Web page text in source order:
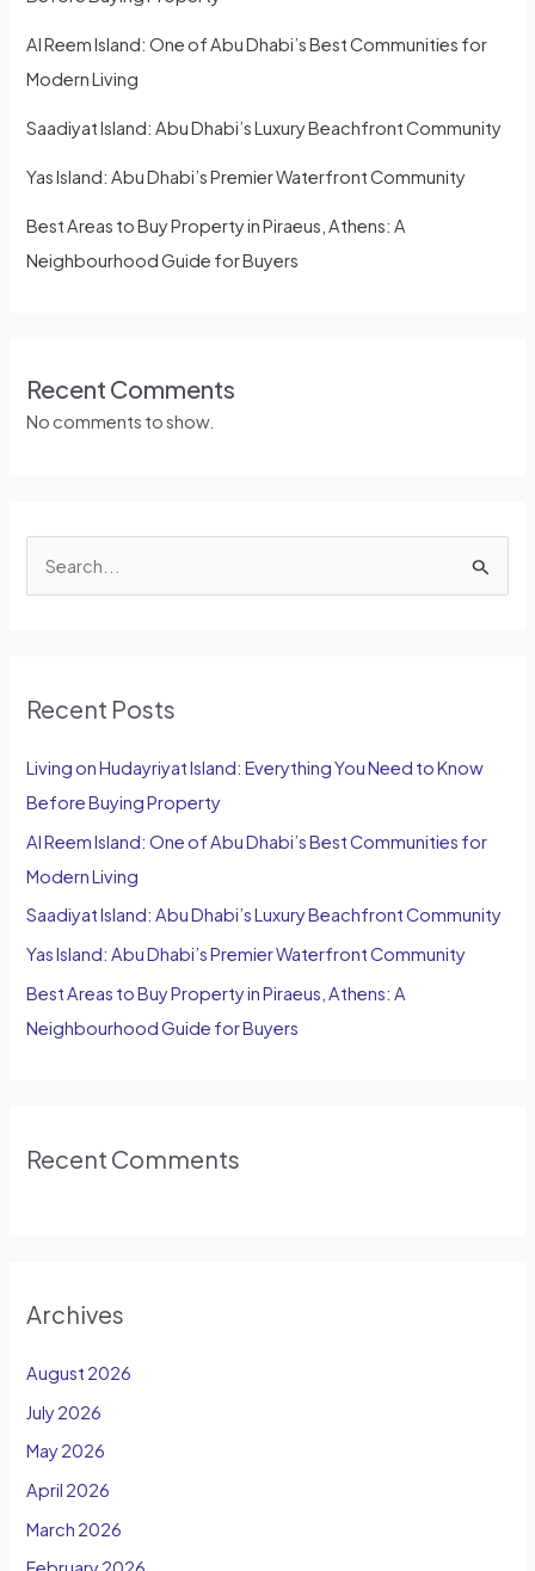
Al Reem Island: One of Abu Dhabi’s Best Communities for
Modern Living
Saadiyat Island: Abu Dhabi’s Luxury Beachfront Community
Yas Island: Abu Dhabi’s Premier Waterfront Community
Best Areas to Buy Property in Piraeus, Athens: A
Neighbourhood Guide for Buyers
Recent Comments
No comments to show.
c
f
o
r
:
Recent Posts
Living on Hudayriyat Island: Everything You Need to Know
Before Buying Property
Al Reem Island: One of Abu Dhabi’s Best Communities for
Modern Living
Saadiyat Island: Abu Dhabi’s Luxury Beachfront Community
Yas Island: Abu Dhabi’s Premier Waterfront Community
Best Areas to Buy Property in Piraeus, Athens: A
Neighbourhood Guide for Buyers
Recent Comments
Archives
August 2026
July 2026
May 2026
April 2026
March 2026